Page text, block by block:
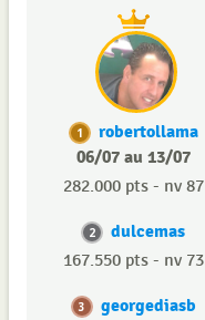
1
robertollama
06/07 au 13/07
282.000 pts - nv 87
2 dulcemas
167.550 pts - nv 73
3 georgediasb